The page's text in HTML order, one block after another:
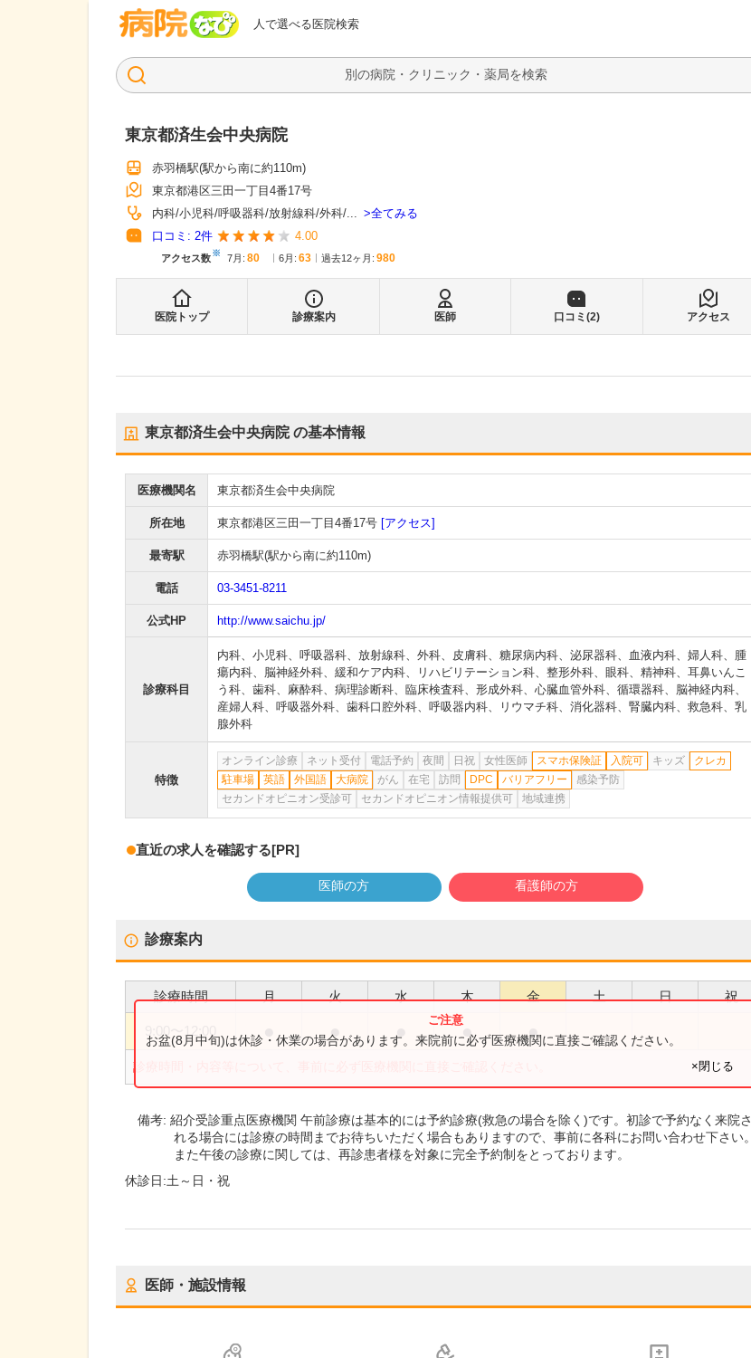
人で選べる医院検索
病院なび
検索
東京都済生会中央病院
赤羽橋駅(駅から南に約110m)
東京都港区三田一丁目4番17号
内科 小児科 呼吸器科 放射線科 外科 ...
全てみる
口コミ: 2件 4.00
アクセス数※ 7月 : 80 6月 : 63 過去12ヶ月: 980
医院トップ 診療案内 医師 口コミ(2) アクセス
東京都済生会中央病院の基本情報
医療機関名 東京都済生会中央病院
所在地 東京都港区三田一丁目4番17号 [アクセス]
最寄駅 赤羽橋駅(駅から南に約110m)
電話 03-3451-8211
公式HP http://www.saichu.jp/
診療科目
内科、 小児科、 呼吸器科、 放射線科、 外科、 皮膚科、 糖尿病内科、 泌尿器科、 血液内科、 婦人科、 腫
瘍内科、 脳神経外科、 緩和ケア内科、 リハビリテーション科、 整形外科、 眼科、 精神科、 耳鼻いんこ
う科、 歯科、 麻酔科、 病理診断科、 臨床検査科、 形成外科、 心臓血管外科、 循環器科、 脳神経内科、
産婦人科、 呼吸器外科、 歯科口腔外科、 呼吸器内科、 リウマチ科、 消化器科、 腎臓内科、 救急科、 乳
腺外科
特徴
オンライン診療 ネット受付 電話予約 夜間 日祝 女性医師 スマホ保険証 入院可 キッズ
クレカ
駐車場
英語 外国語 大病院 がん 在宅 訪問 DPC バリアフリー
感染予防
セカンドオピニオン受診可
セカンドオピニオン情報提供可 地域連携
直近の求人を確認する[PR]
医師の方 看護師の方
診療案内
診療時間 月 火 水 木 金 土 日 祝
9:00 12:00 ● ● ● ●
診療時間・内容等について、事前に必ず医療機関に直接ご確認ください。
お盆(8月中旬)は休診・休業の場合があります。来院前に必ず医療機関に直接ご確認ください。
×閉じる
備考:紹介受診重点医療機関 午前診療は基本的には予約診療(救急の場合を除く)です。初診で予約なく来院さ
れる場合には診療の時間までお待ちいただく場合もありますので、事前に各科にお問い合わせ下さい。
また午後の診療に関しては、再診患者様を対象に完全予約制をとっております。
休診日:土～日・祝
医師・施設情報